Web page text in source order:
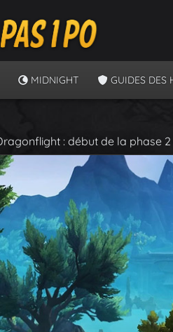
MIDNIGHT GUIDES DES
: début de la phase 2